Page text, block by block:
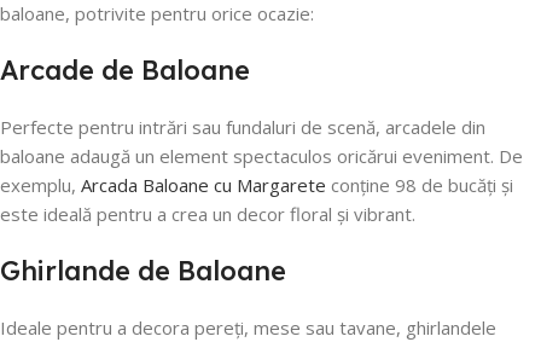
baloane, potrivite pentru orice ocazie:
Arcade de Baloane
Perfecte pentru intrări sau fundaluri de scenă, arcadele din
baloane adaugă un element spectaculos oricărui eveniment. De
exemplu, Arcada Baloane cu Margarete conține 98 de bucăți și
este ideală pentru a crea un decor floral și vibrant.
Ghirlande de Baloane
Ideale pentru a decora pereți, mese sau tavane, ghirlandele